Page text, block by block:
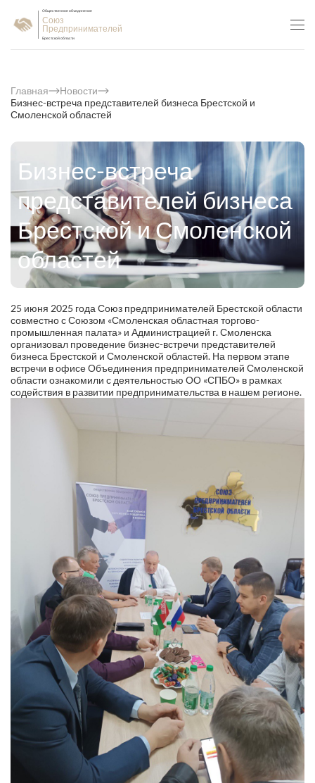
Общественное объединение
Союз
Предпринимателей
Брестской области
Главная
Новости
Бизнес-встреча представителей бизнеса Брестской и
Смоленской областей
Бизнес-встреча
представителей бизнеса
Брестской и Смоленской
областей
25 июня 2025 года Союз предпринимателей Брестской области
совместно с Союзом «Смоленская областная торгово-
промышленная палата» и Администрацией г. Смоленска
организовал проведение бизнес-встречи представителей
бизнеса Брестской и Смоленской областей. На первом этапе
встречи в офисе Объединения предпринимателей Смоленской
области ознакомили с деятельностью ОО «СПБО» в рамках
содействия в развитии предпринимательства в нашем регионе.